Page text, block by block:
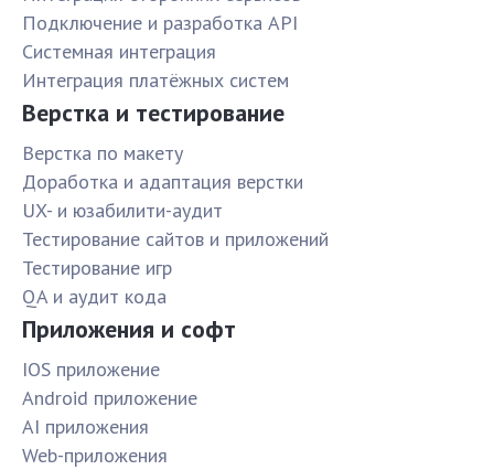
Подключение и разработка API
Системная интеграция
Интеграция платёжных систем
Верстка и тестирование
Верстка по макету
Доработка и адаптация верстки
UX- и юзабилити-аудит
Тестирование сайтов и приложений
Тестирование игр
QA и аудит кода
Приложения и софт
IOS приложение
Android приложение
AI приложения
Web-приложения